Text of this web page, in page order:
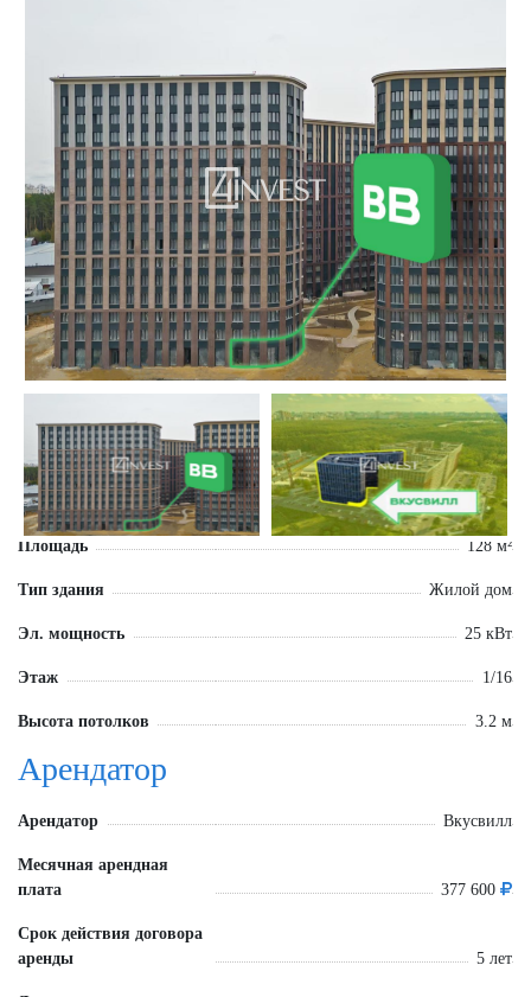
Площадь 128 м²
Тип здания Жилой дом
Эл. мощность 25 кВт
Этаж 1/16
Высота потолков 3.2 м
Арендатор
Арендатор Вкусвилл
Месячная арендная
плата
377 600
Срок действия договора
аренды
5 лет